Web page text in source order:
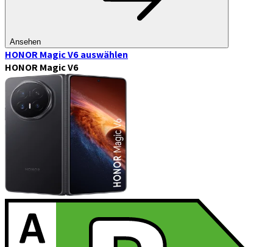
Ansehen
HONOR Magic V6auswählen
HONOR Magic V6